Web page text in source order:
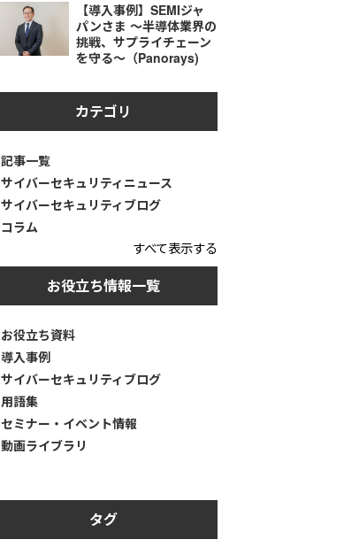
【導入事例】SEMIジャ
パンさま ～半導体業界の
挑戦、サプライチェーン
を守る～（Panorays)
カテゴリ
記事一覧
サイバーセキュリティニュース
サイバーセキュリティブログ
コラム
すべて表示する
お役立ち情報一覧
お役立ち資料
導入事例
サイバーセキュリティブログ
用語集
セミナー・イベント情報
動画ライブラリ
タグ